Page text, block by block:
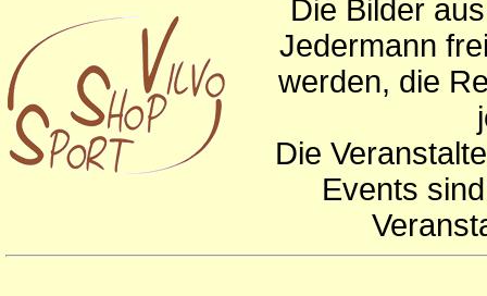
Die Bilder
Jedermann
werden, die
Die
Events